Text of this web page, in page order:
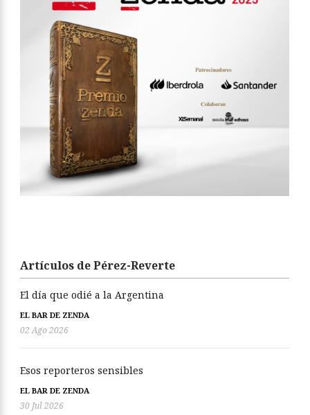
Artículos de Pérez-Reverte
El día que odié a la Argentina
EL BAR DE ZENDA
02 Ago 2026
Esos reporteros sensibles
EL BAR DE ZENDA
30 Jul 2026